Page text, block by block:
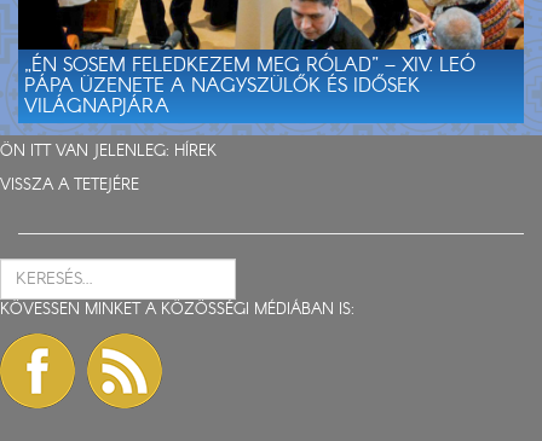
„ÉN SOSEM FELEDKEZEM MEG RÓLAD” – XIV. LEÓ
PÁPA ÜZENETE A NAGYSZÜLŐK ÉS IDŐSEK
VILÁGNAPJÁRA
ÖN ITT VAN JELENLEG: HÍREK
VISSZA A TETEJÉRE
KÖVESSEN MINKET A KÖZÖSSÉGI MÉDIÁBAN IS: